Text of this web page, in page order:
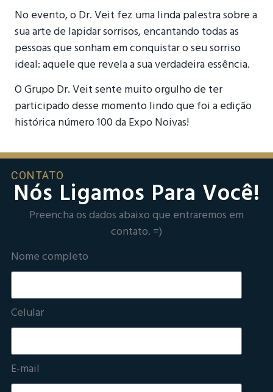
No evento, o Dr. Veit fez uma linda palestra sobre a
sua arte de lapidar sorrisos, encantando todas as
pessoas que sonham em conquistar o seu sorriso
ideal: aquele que revela a sua verdadeira essência.
O Grupo Dr. Veit sente muito orgulho de ter
participado desse momento lindo que foi a edição
histórica número 100 da Expo Noivas!
CONTATO
Nós Ligamos Para Você!
Preencha os dados abaixo que entraremos em
contato. =)
Nome completo
Celular
E-mail